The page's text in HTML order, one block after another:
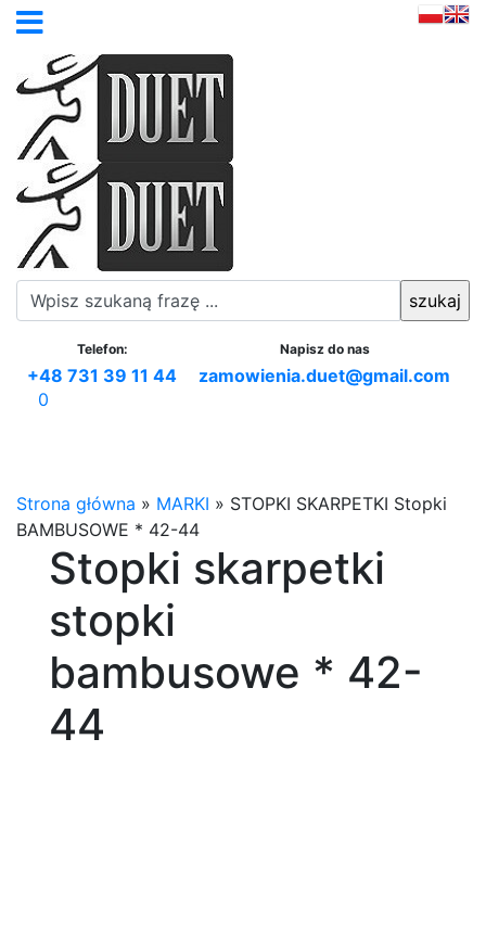
Telefon:
+48 731 39 11 44
Napisz do nas
zamowienia.duet@gmail.com
0
Strona główna » MARKI » STOPKI SKARPETKI Stopki
BAMBUSOWE * 42-44
Stopki skarpetki
stopki
bambusowe * 42-
44